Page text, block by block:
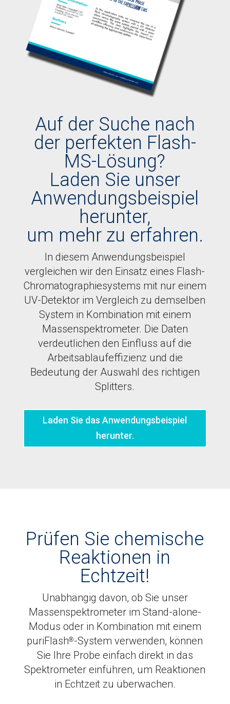
Auf der Suche nach
der perfekten Flash-
MS-Lösung?
Laden Sie unser
Anwendungsbeispiel
herunter,
um mehr zu erfahren.
In diesem Anwendungsbeispiel
vergleichen wir den Einsatz eines Flash-
Chromatographiesystems mit nur einem
UV-Detektor im Vergleich zu demselben
System in Kombination mit einem
Massenspektrometer. Die Daten
verdeutlichen den Einfluss auf die
Arbeitsablaufeffizienz und die
Bedeutung der Auswahl des richtigen
Splitters.
Laden Sie das Anwendungsbeispiel
herunter.
Prüfen Sie chemische
Reaktionen in
Echtzeit!
Unabhängig davon, ob Sie unser
Massenspektrometer im Stand-alone-
Modus oder in Kombination mit einem
puriFlash®-System verwenden, können
Sie Ihre Probe einfach direkt in das
Spektrometer einführen, um Reaktionen
in Echtzeit zu überwachen.